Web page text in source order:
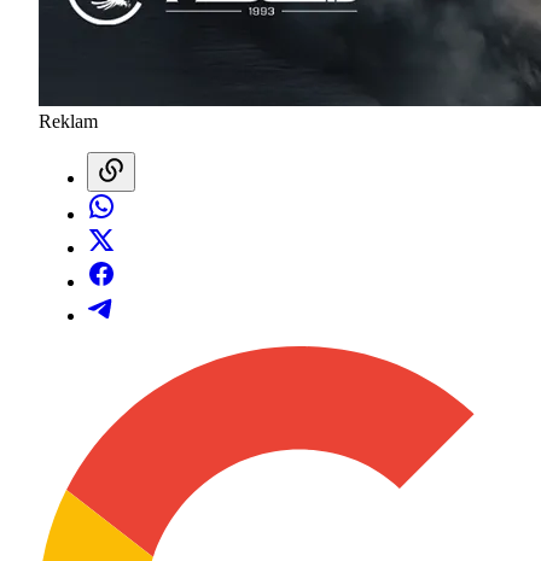
Reklam